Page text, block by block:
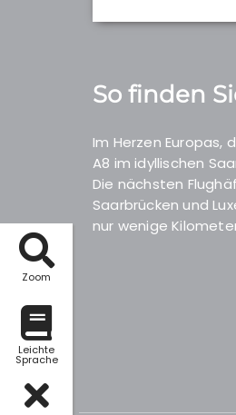
Zoom
Leichte
Sprache
So finden
Im Herzen Europas,
A8 im idyllischen
Die nächsten
Saarbrücken und
nur wenige